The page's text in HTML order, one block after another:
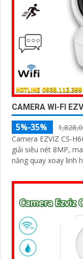
CAMERA WI-FI
5%-35%
Camera EZVIZ CS-
giải siêu nét 8MP,
năng quay xoay linh